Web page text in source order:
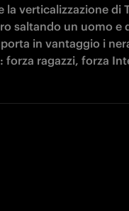
la verticalizzazione di
saltando un uomo e
in vantaggio i
forza ragazzi, forza